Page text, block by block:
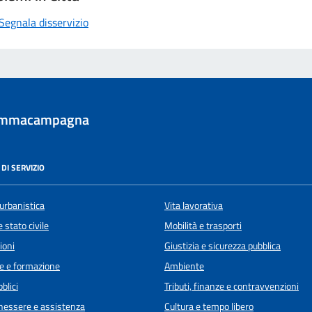
disservizio
SERVIZIO
stato civile
e formazione
e assistenza
Vita lavorativa
Mobilità e trasporti
Giustizia e sicurezza pubblica
Ambiente
Tributi, finanze e contravvenzioni
Cultura e tempo libero